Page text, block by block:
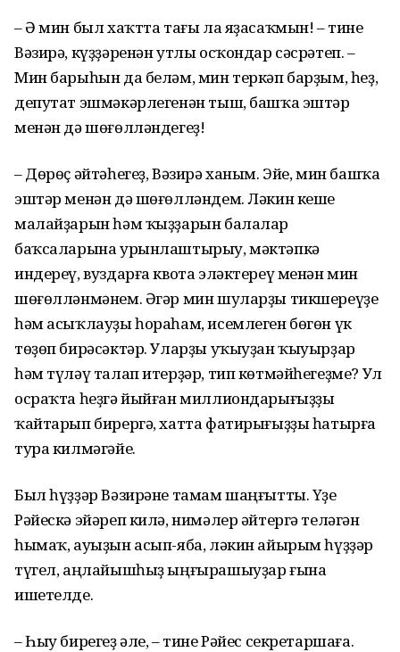
– Ә мин был хаҡтта тағы ла яҙасаҡмын! – тине
Вәзирә, күҙҙәренән утлы осҡондар сәсрәтеп. –
Мин барыһын да беләм, мин теркәп барҙым, һеҙ,
депутат эшмәкәрлегенән тыш, башҡа эштәр
менән дә шөғөлләндегеҙ!
– Дөрөҫ әйтәһегеҙ, Вәзирә ханым. Эйе, мин башҡа
эштәр менән дә шөғөлләндем. Ләкин кеше
малайҙарын һәм ҡыҙҙарын балалар
баҡсаларына урынлаштырыу, мәктәпкә
индереү, вуздарға квота эләктереү менән мин
шөғөлләнмәнем. Әгәр мин шуларҙы тикшереүҙе
һәм асыҡлауҙы һораһам, исемлеген бөгөн үк
төҙөп бирәсәктәр. Уларҙы уҡыуҙан ҡыуырҙар
һәм түләү талап итерҙәр, тип көтмәйһегеҙме? Ул
осраҡта һеҙгә йыйған миллиондарығыҙҙы
ҡайтарып бирергә, хатта фатирығыҙҙы һатырға
тура килмәгәйе.
Был һүҙҙәр Вәзирәне тамам шаңғытты. Үҙе
Рәйескә эйәреп килә, нимәлер әйтергә теләгән
һымаҡ, ауыҙын асып-яба, ләкин айырым һүҙҙәр
түгел, аңлайышһыҙ ыңғырашыуҙар ғына
ишетелде.
– Һыу бирегеҙ әле, – тине Рәйес секретаршаға.